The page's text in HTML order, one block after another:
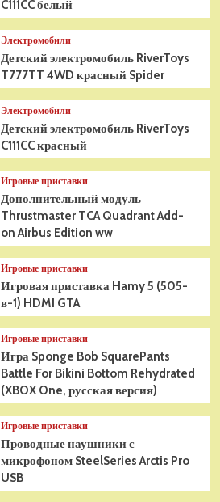
C111CC белый
Электромобили
Детский электромобиль RiverToys
T777TT 4WD красный Spider
Электромобили
Детский электромобиль RiverToys
C111CC красный
Игровые приставки
Дополнительный модуль
Thrustmaster TCA Quadrant Add-
on Airbus Edition ww
Игровые приставки
Игровая приставка Hamy 5 (505-
в-1) HDMI GTA
Игровые приставки
Игра Sponge Bob SquarePants
Battle For Bikini Bottom Rehydrated
(XBOX One, русская версия)
Игровые приставки
Проводные наушники с
микрофоном SteelSeries Arctis Pro
USB